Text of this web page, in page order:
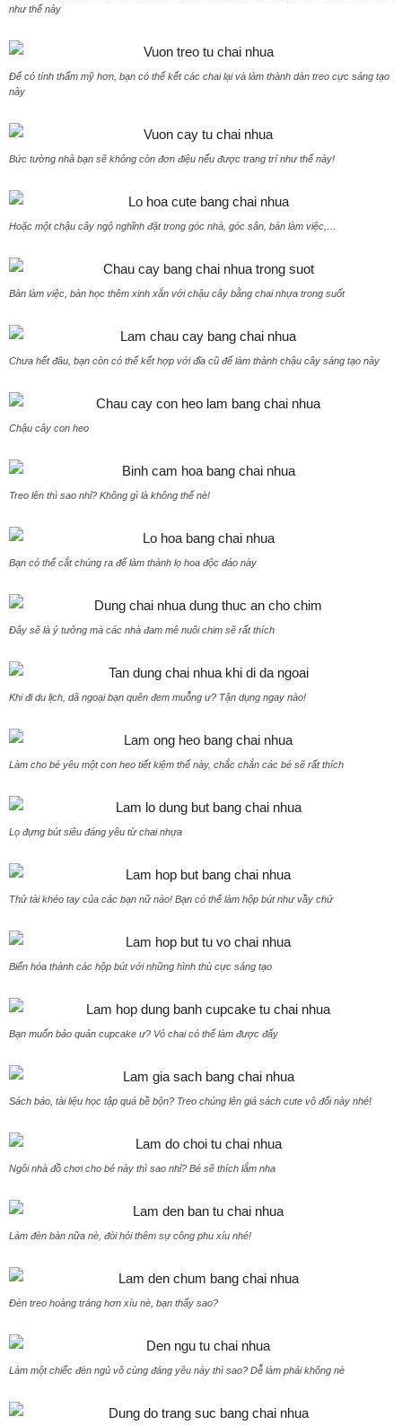
như thế này
Để có tính thẩm mỹ hơn, bạn có thể kết các chai lại và làm thành dàn treo cực sáng tạo
này
Bức tường nhà bạn sẽ không còn đơn điệu nếu được trang trí như thế này!
Hoặc một chậu cây ngộ nghĩnh đặt trong góc nhà, góc sân, bàn làm việc,…
Bàn làm việc, bàn học thêm xinh xắn với chậu cây bằng chai nhựa trong suốt
Chưa hết đâu, bạn còn có thể kết hợp với đĩa cũ để làm thành chậu cây sáng tạo này
Chậu cây con heo
Treo lên thì sao nhỉ? Không gì là không thể nè!
Bạn có thể cắt chúng ra để làm thành lọ hoa độc đáo này
Đây sẽ là ý tưởng mà các nhà đam mê nuôi chim sẽ rất thích
Khi đi du lịch, dã ngoại bạn quên đem muỗng ư? Tận dụng ngay nào!
Làm cho bé yêu một con heo tiết kiệm thế này, chắc chắn các bé sẽ rất thích
Lọ đựng bút siêu đáng yêu từ chai nhựa
Thử tài khéo tay của các bạn nữ nào! Bạn có thể làm hộp bút như vầy chứ
Biến hóa thành các hộp bút với những hình thù cực sáng tạo
Bạn muốn bảo quản cupcake ư? Vỏ chai có thể làm được đấy
Sách báo, tài liệu học tập quá bề bộn? Treo chúng lên giá sách cute vô đối này nhé!
Ngôi nhà đồ chơi cho bé này thì sao nhỉ? Bé sẽ thích lắm nha
Làm đèn bàn nữa nè, đòi hỏi thêm sự công phu xíu nhé!
Đèn treo hoàng tráng hơn xíu nè, bạn thấy sao?
Làm một chiếc đèn ngủ vô cùng đáng yêu này thì sao? Dễ làm phải không nè